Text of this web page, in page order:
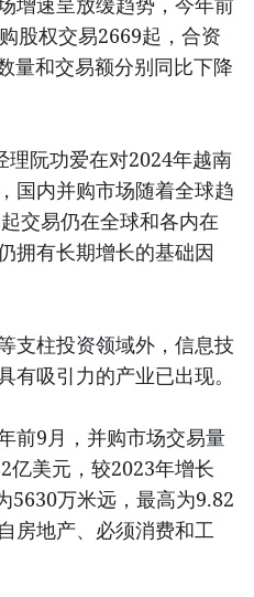
股权交易2669起，合资
量和交易额分别同比下降
阮功爱在对2024年越南
国内并购市场随着全球趋
交易仍在全球和各内在
拥有长期增长的基础因
支柱投资领域外，信息技
有吸引力的产业已出现。
前9月，并购市场交易量
亿美元，较2023年增长
5630万米远，最高为9.82
房地产、必须消费和工